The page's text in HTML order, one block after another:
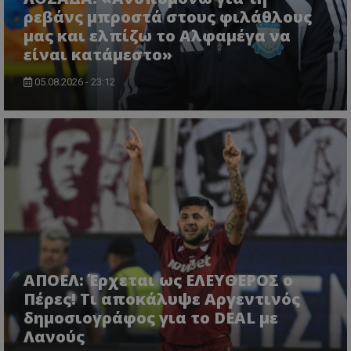
ρεβάνς μπροστά στους φιλάθλους
μας και ελπίζω το Αλφαμέγα να
είναι κατάμεστο»
05.08.2026 - 23:12
ΑΠΟΕΛ: Έρχεται ως ΕΛΕΥΘΕΡΟΣ ο
Πέρες! Τι αποκάλυψε Αργεντινός
δημοσιογράφος για το DEAL με
Λανούς